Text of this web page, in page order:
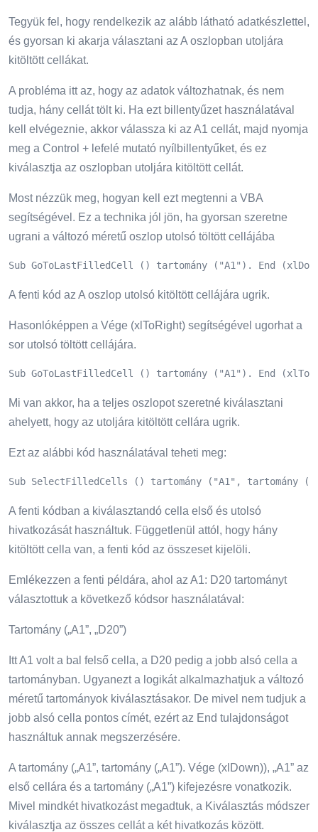
Tegyük fel, hogy rendelkezik az alább látható adatkészlettel,
és gyorsan ki akarja választani az A oszlopban utoljára
kitöltött cellákat.
A probléma itt az, hogy az adatok változhatnak, és nem
tudja, hány cellát tölt ki. Ha ezt billentyűzet használatával
kell elvégeznie, akkor válassza ki az A1 cellát, majd nyomja
meg a Control + lefelé mutató nyílbillentyűket, és ez
kiválasztja az oszlopban utoljára kitöltött cellát.
Most nézzük meg, hogyan kell ezt megtenni a VBA
segítségével. Ez a technika jól jön, ha gyorsan szeretne
ugrani a változó méretű oszlop utolsó töltött cellájába
Sub GoToLastFilledCell () tartomány ("A1"). End
A fenti kód az A oszlop utolsó kitöltött cellájára ugrik.
Hasonlóképpen a Vége (xlToRight) segítségével ugorhat a
sor utolsó töltött cellájára.
Sub GoToLastFilledCell () tartomány ("A1"). End
Mi van akkor, ha a teljes oszlopot szeretné kiválasztani
ahelyett, hogy az utoljára kitöltött cellára ugrik.
Ezt az alábbi kód használatával teheti meg:
Sub SelectFilledCells () tartomány ("A1", tartomány
A fenti kódban a kiválasztandó cella első és utolsó
hivatkozását használtuk. Függetlenül attól, hogy hány
kitöltött cella van, a fenti kód az összeset kijelöli.
Emlékezzen a fenti példára, ahol az A1: D20 tartományt
választottuk a következő kódsor használatával:
Tartomány („A1”, „D20”)
Itt A1 volt a bal felső cella, a D20 pedig a jobb alsó cella a
tartományban. Ugyanezt a logikát alkalmazhatjuk a változó
méretű tartományok kiválasztásakor. De mivel nem tudjuk a
jobb alsó cella pontos címét, ezért az End tulajdonságot
használtuk annak megszerzésére.
A tartomány („A1”, tartomány („A1”). Vége (xlDown)), „A1” az
első cellára és a tartomány („A1”) kifejezésre vonatkozik.
Mivel mindkét hivatkozást megadtuk, a Kiválasztás módszer
kiválasztja az összes cellát a két hivatkozás között.